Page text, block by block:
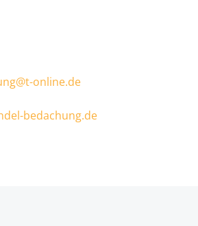
online.de
bedachung.de